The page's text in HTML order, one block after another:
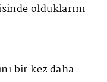
olduklarını
bir kez daha